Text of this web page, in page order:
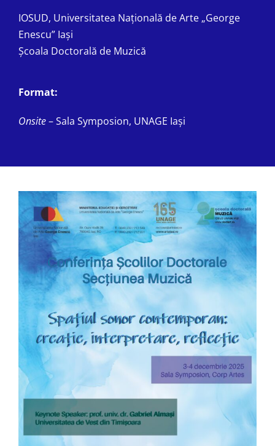
IOSUD, Universitatea Națională de Arte „George
Enescu” Iași
Școala Doctorală de Muzică
Format:
Onsite– Sala Symposion, UNAGE Iași